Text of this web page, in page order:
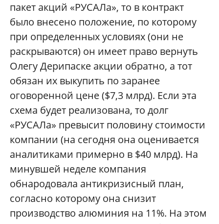
пакет акций «РУСАЛа», то в контракт
было внесено положение, по которому
при определенных условиях (они не
раскрываются) он имеет право вернуть
Олегу Дерипаске акции обратно, а тот
обязан их выкупить по заранее
оговоренной цене ($7,3 млрд). Если эта
схема будет реализована, то долг
«РУСАЛа» превысит половину стоимости
компании (на сегодня она оценивается
аналитиками примерно в $40 млрд). На
минувшей неделе компания
обнародовала антикризисный план,
согласно которому она снизит
производство алюминия на 11%. На этом